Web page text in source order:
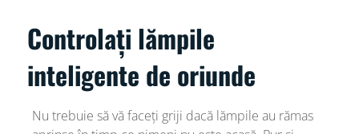
Controlați lămpile
inteligente de oriunde
Nu trebuie să vă faceți griji dacă lămpile au rămas